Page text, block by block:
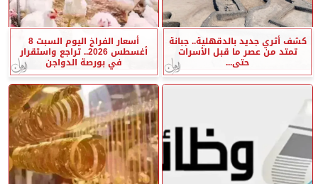
كشف أثري جديد بالدقهلية.. جبانة
تمتد من عصر ما قبل الأسرات
حتى...
أسعار الفراخ اليوم السبت 8
أغسطس 2026.. تراجع واستقرار
في بورصة الدواجن